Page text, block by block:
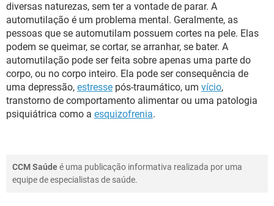
SEXUALIDADE
GLOSSÁRIO
diversas naturezas, sem ter a vontade de parar. A
automutilação é um problema mental. Geralmente, as
pessoas que se automutilam possuem cortes na pele. Elas
podem se queimar, se cortar, se arranhar, se bater. A
automutilação pode ser feita sobre apenas uma parte do
corpo, ou no corpo inteiro. Ela pode ser consequência de
uma depressão, estresse pós-traumático, um vício,
transtorno de comportamento alimentar ou uma patologia
psiquiátrica como a esquizofrenia.
CCM Saúdeé uma publicação informativa realizada por uma
equipe de especialistas de saúde.